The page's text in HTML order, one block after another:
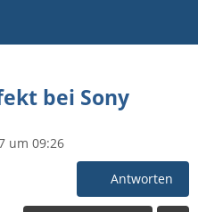
bei Sony
um 09:26
Antworten